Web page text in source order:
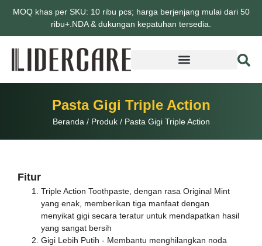
MOQ khas per SKU: 10 ribu pcs; harga berjenjang mulai dari 50
ribu+.NDA & dukungan kepatuhan tersedia.
Pasta Gigi Triple Action
Beranda / Produk/ Pasta Gigi Triple Action
Fitur
Triple Action Toothpaste, dengan rasa Original Mint
yang enak, memberikan tiga manfaat dengan
menyikat gigi secara teratur untuk mendapatkan hasil
yang sangat bersih
Gigi Lebih Putih - Membantu menghilangkan noda